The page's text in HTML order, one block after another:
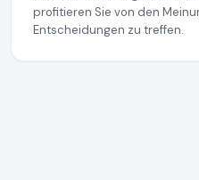
profitieren Sie von den
Entscheidungen zu treffen.